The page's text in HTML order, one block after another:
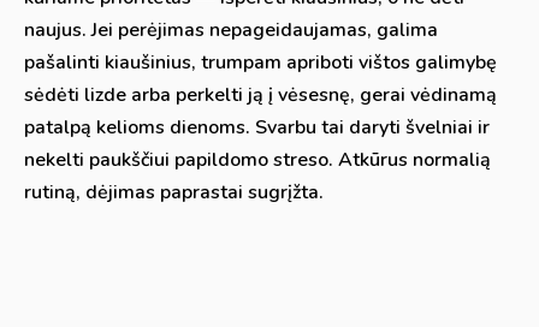
naujus. Jei perėjimas nepageidaujamas, galima
pašalinti kiaušinius, trumpam apriboti vištos galimybę
sėdėti lizde arba perkelti ją į vėsesnę, gerai vėdinamą
patalpą kelioms dienoms. Svarbu tai daryti švelniai ir
nekelti paukščiui papildomo streso. Atkūrus normalią
rutiną, dėjimas paprastai sugrįžta.